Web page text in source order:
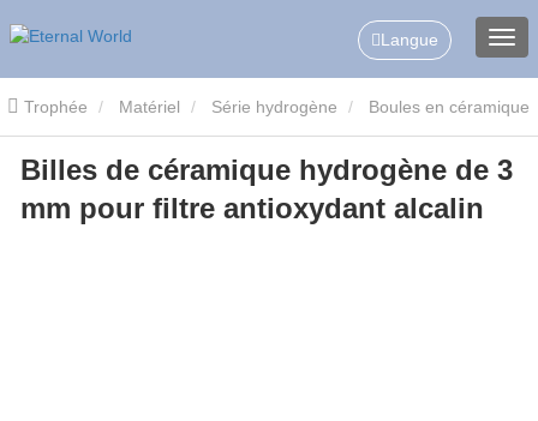
Langue
Trophée Matériel Série hydrogène Boules en céramique
d'hydrogène Billes de céramique hydrogène de 3 mm pour filtre
antioxydant alcalin
Billes de céramique hydrogène de 3
mm pour filtre antioxydant alcalin